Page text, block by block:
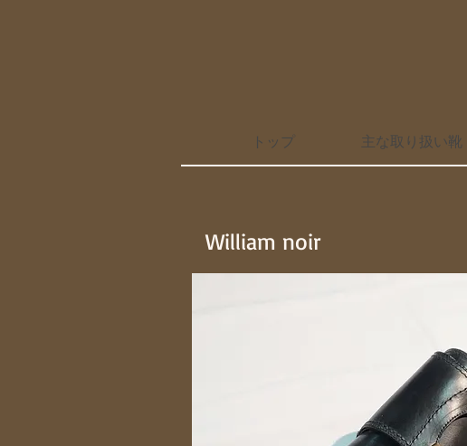
トップ 主な取り扱い靴
William noir